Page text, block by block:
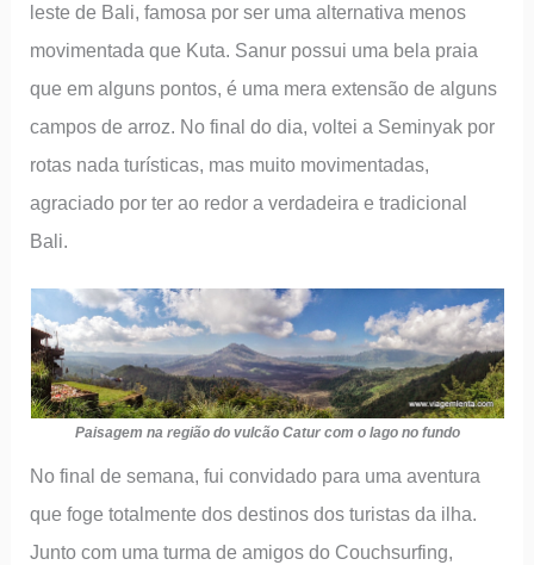
leste de Bali, famosa por ser uma alternativa menos
movimentada que Kuta. Sanur possui uma bela praia
que em alguns pontos, é uma mera extensão de alguns
campos de arroz. No final do dia, voltei a Seminyak por
rotas nada turísticas, mas muito movimentadas,
agraciado por ter ao redor a verdadeira e tradicional
Bali.
Paisagem na região do vulcão Catur com o lago no fundo
No final de semana, fui convidado para uma aventura
que foge totalmente dos destinos dos turistas da ilha.
Junto com uma turma de amigos do Couchsurfing,